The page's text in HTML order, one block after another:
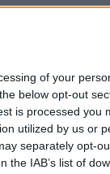
of your
below opt-out
is processed you
utilized by us or
separately opt-
the IAB’s list of
Eb-n,
is. A
Béguin
2025
2025